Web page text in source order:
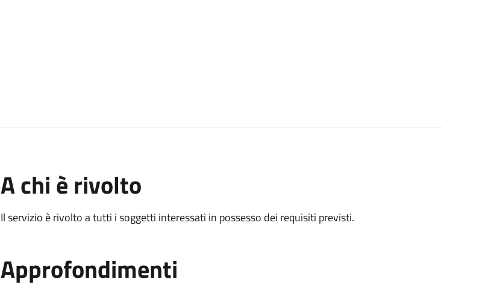
A chi è rivolto
Il servizio è rivolto a tutti i soggetti interessati in possesso dei requisiti previsti.
Approfondimenti